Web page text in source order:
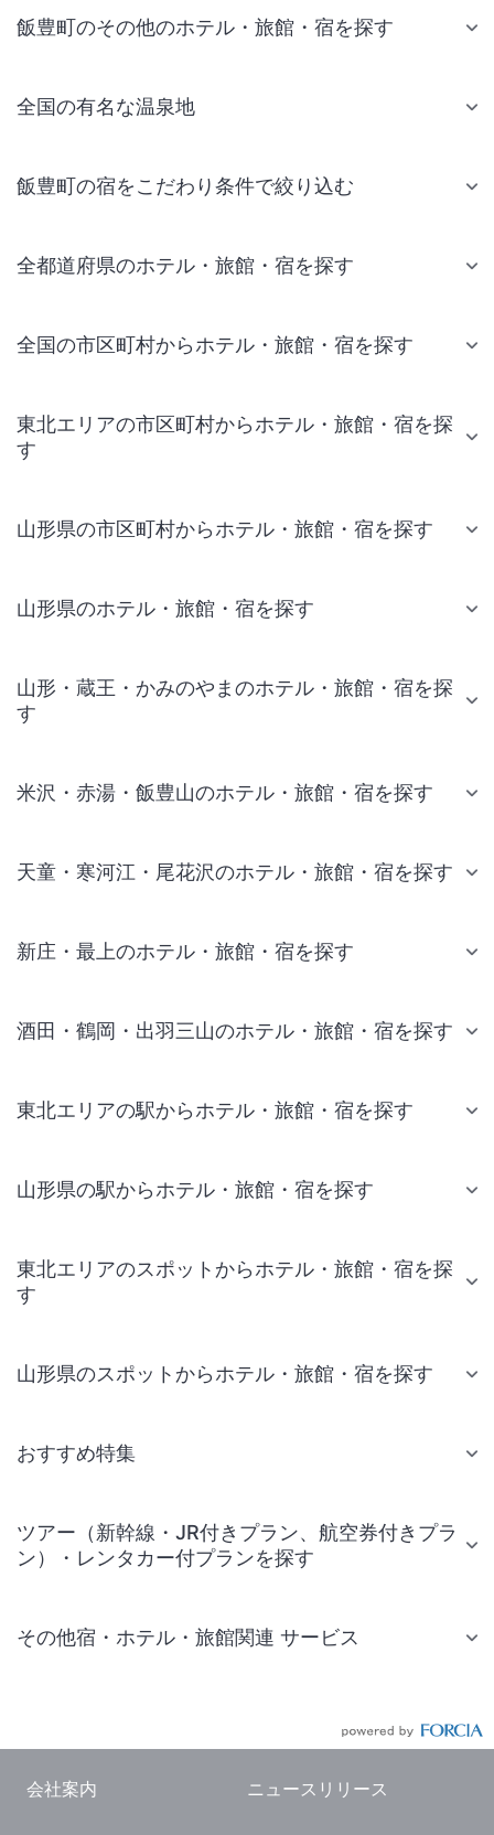
飯豊町のその他のホテル・旅館・宿を探す
全国の有名な温泉地
飯豊町の宿をこだわり条件で絞り込む
全都道府県のホテル・旅館・宿を探す
全国の市区町村からホテル・旅館・宿を探す
東北エリアの市区町村からホテル・旅館・宿を探
す
山形県の市区町村からホテル・旅館・宿を探す
山形県のホテル・旅館・宿を探す
山形・蔵王・かみのやまのホテル・旅館・宿を探
す
米沢・赤湯・飯豊山のホテル・旅館・宿を探す
天童・寒河江・尾花沢のホテル・旅館・宿を探す
新庄・最上のホテル・旅館・宿を探す
酒田・鶴岡・出羽三山のホテル・旅館・宿を探す
東北エリアの駅からホテル・旅館・宿を探す
山形県の駅からホテル・旅館・宿を探す
東北エリアのスポットからホテル・旅館・宿を探
す
山形県のスポットからホテル・旅館・宿を探す
おすすめ特集
ツアー（新幹線・JR付きプラン、航空券付きプラ
ン）・レンタカー付プランを探す
その他宿・ホテル・旅館関連 サービス
会社案内 ニュースリリース